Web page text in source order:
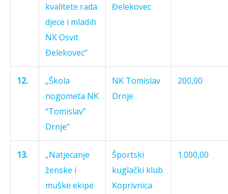
kvalitete rada
djece i mladih
NK Osvit
Đelekovec“
Đelekovec
12.
„Škola
nogometa NK
“Tomislav”
Drnje“
NK Tomislav
Drnje
200,00
13.
„Natjecanje
ženske i
muške ekipe
Športski
kuglački klub
Koprivnica
1.000,00